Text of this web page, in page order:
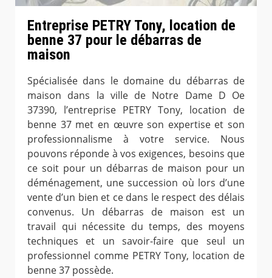
Entreprise PETRY Tony, location de
benne 37 pour le débarras de
maison
Spécialisée dans le domaine du débarras de
maison dans la ville de Notre Dame D Oe
37390, l’entreprise PETRY Tony, location de
benne 37 met en œuvre son expertise et son
professionnalisme à votre service. Nous
pouvons réponde à vos exigences, besoins que
ce soit pour un débarras de maison pour un
déménagement, une succession où lors d’une
vente d’un bien et ce dans le respect des délais
convenus. Un débarras de maison est un
travail qui nécessite du temps, des moyens
techniques et un savoir-faire que seul un
professionnel comme PETRY Tony, location de
benne 37 possède.